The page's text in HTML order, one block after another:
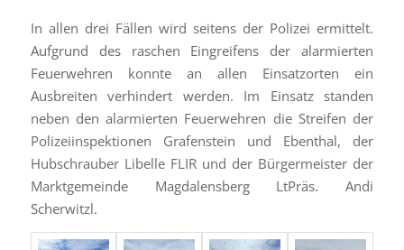
In allen drei Fällen wird seitens der Polizei ermittelt.
Aufgrund des raschen Eingreifens der alarmierten
Feuerwehren konnte an allen Einsatzorten ein
Ausbreiten verhindert werden. Im Einsatz standen
neben den alarmierten Feuerwehren die Streifen der
Polizeiinspektionen Grafenstein und Ebenthal, der
Hubschrauber Libelle FLIR und der Bürgermeister der
Marktgemeinde Magdalensberg LtPräs. Andi
Scherwitzl.